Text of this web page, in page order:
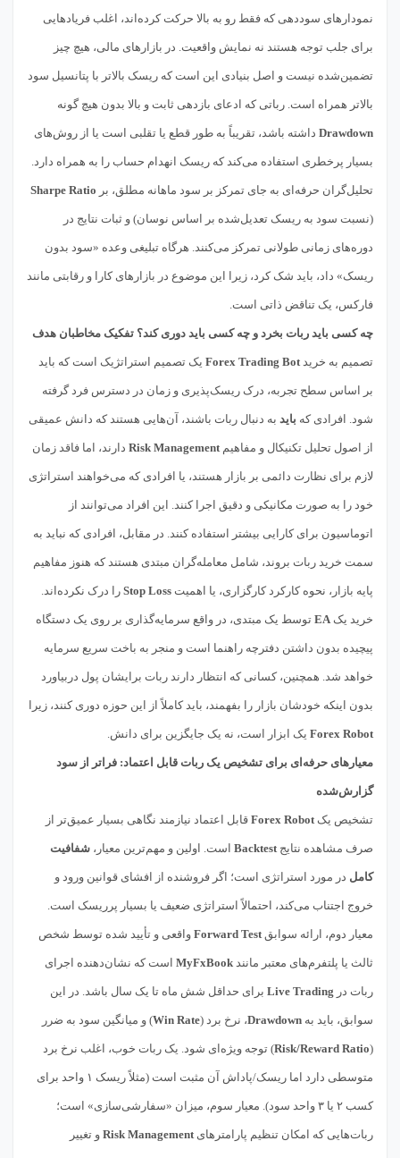
نمودارهای سوددهی که فقط رو به بالا حرکت کرده‌اند، اغلب فریادهایی
برای جلب توجه هستند نه نمایش واقعیت. در بازارهای مالی، هیچ چیز
تضمین‌شده نیست و اصل بنیادی این است که ریسک بالاتر با پتانسیل سود
بالاتر همراه است. رباتی که ادعای بازدهی ثابت و بالا بدون هیچ گونه
Drawdown داشته باشد، تقریباً به طور قطع یا تقلبی است یا از روش‌های
بسیار پرخطری استفاده می‌کند که ریسک انهدام حساب را به همراه دارد.
تحلیل‌گران حرفه‌ای به جای تمرکز بر سود ماهانه مطلق، بر Sharpe Ratio
(نسبت سود به ریسک تعدیل‌شده بر اساس نوسان) و ثبات نتایج در
دوره‌های زمانی طولانی تمرکز می‌کنند. هرگاه تبلیغی وعده «سود بدون
ریسک» داد، باید شک کرد، زیرا این موضوع در بازارهای کارا و رقابتی مانند
فارکس، یک تناقض ذاتی است.
چه کسی باید ربات بخرد و چه کسی باید دوری کند؟ تفکیک مخاطبان هدف
تصمیم به خریدForex Trading Bot یک تصمیم استراتژیک است که باید
بر اساس سطح تجربه، درک ریسک‌پذیری و زمان در دسترس فرد گرفته
شود. افرادی که باید به دنبال ربات باشند، آن‌هایی هستند که دانش عمیقی
از اصول تحلیل تکنیکال و مفاهیمRisk Management دارند، اما فاقد زمان
لازم برای نظارت دائمی بر بازار هستند، یا افرادی که می‌خواهند استراتژی
خود را به صورت مکانیکی و دقیق اجرا کنند. این افراد می‌توانند از
اتوماسیون برای کارایی بیشتر استفاده کنند. در مقابل، افرادی که نباید به
سمت خرید ربات بروند، شامل معامله‌گران مبتدی هستند که هنوز مفاهیم
پایه بازار، نحوه کارکرد کارگزاری، یا اهمیت Stop Loss را درک نکرده‌اند.
خرید یکEA توسط یک مبتدی، در واقع سرمایه‌گذاری بر روی یک دستگاه
پیچیده بدون داشتن دفترچه راهنما است و منجر به باخت سریع سرمایه
خواهد شد. همچنین، کسانی که انتظار دارند ربات برایشان پول دربیاورد
بدون اینکه خودشان بازار را بفهمند، باید کاملاً از این حوزه دوری کنند، زیرا
Forex Robot یک ابزار است، نه یک جایگزین برای دانش.
معیارهای حرفه‌ای برای تشخیص یک ربات قابل اعتماد: فراتر از سود
گزارش‌شده
تشخیص یکForex Robot قابل اعتماد نیازمند نگاهی بسیار عمیق‌تر از
صرف مشاهده نتایجBacktest است. اولین و مهم‌ترین معیار، شفافیت
کامل در مورد استراتژی است؛ اگر فروشنده از افشای قوانین ورود و
خروج اجتناب می‌کند، احتمالاً استراتژی ضعیف یا بسیار پرریسک است.
معیار دوم، ارائه سوابقForward Test واقعی و تأیید شده توسط شخص
ثالث یا پلتفرم‌های معتبر مانند MyFxBook است که نشان‌دهنده اجرای
ربات در Live Trading برای حداقل شش ماه تا یک سال باشد. در این
سوابق، باید به Drawdown، نرخ برد (Win Rate) و میانگین سود به ضرر
(
Risk/Reward Ratio) توجه ویژه‌ای شود. یک ربات خوب، اغلب نرخ برد
متوسطی دارد اما ریسک/پاداش آن مثبت است (مثلاً ریسک ۱ واحد برای
کسب ۲ یا ۳ واحد سود). معیار سوم، میزان «سفارشی‌سازی» است؛
ربات‌هایی که امکان تنظیم پارامترهایRisk Management و تغییر